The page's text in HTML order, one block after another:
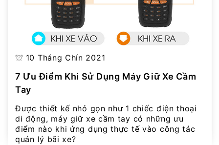
10 Tháng Chín 2021
7 Ưu Điểm Khi Sử Dụng Máy Giữ Xe Cầm
Tay
Được thiết kế nhỏ gọn như 1 chiếc điện thoại
di động, máy giữ xe cầm tay có những ưu
điểm nào khi ứng dụng thực tế vào công tác
quản lý bãi xe?